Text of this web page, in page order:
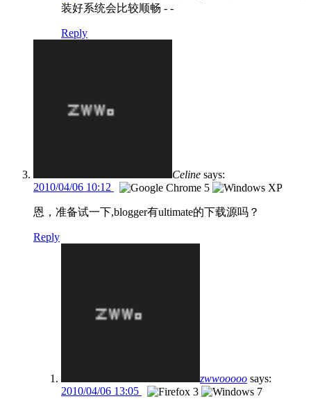
装好系统会比较顺畅 - -
Reply
Celine says:
2010/04/06 10:12
恩，准备试一下,blogger有ultimate的下载源吗？
Reply
zwwooooo says:
2010/04/06 13:05